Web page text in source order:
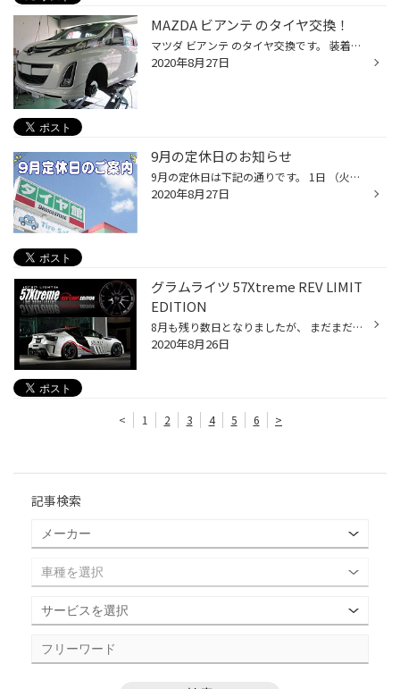
MAZDA ビアンテ のタイヤ交換！
マツダ ビアンテ のタイヤ交換です。 装着したタイヤは ブリヂストン製 のお買い得タイヤ 『 セイバーリング SL201』です！！ タイヤ館 西脇店 では 軽自動車のタイヤも豊富に 取り揃えていますので、 ぜひお気軽にご来店ください！！
2020年8月27日
9月の定休日のお知らせ
9月の定休日は下記の通りです。 1日 （火曜日）定休日 8日 （火曜日）定休日 15日 （火曜日）定休日16日 （水曜日）店休日 29日 （火曜日）定休日 9月22日（火祝）は営業いたします！ みなさまのご来店をお待ちしています。
2020年8月27日
グラムライツ 57Xtreme REV LIMIT
EDITION
8月も残り数日となりましたが、 まだまだ残暑も厳しいですね。 今回は人気ホイールの紹介です！ 今回紹介させていただくホイールは RAYS の 『 gram LIGHTS 57Xtreme REV LIMIT EDITION 』です。 このREV LIMIT EDITION は スポーク側面に特許技術A.M.T.を駆使して彫刻したRAYSロゴと、 リムエッジ...
2020年8月26日
< 1 2 3 4 5 6 >
記事検索